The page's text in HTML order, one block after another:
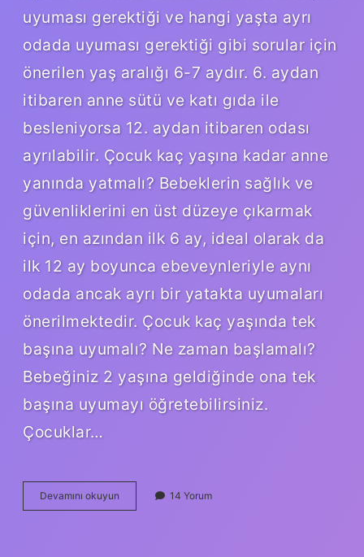
uyuması gerektiği ve hangi yaşta ayrı
odada uyuması gerektiği gibi sorular için
önerilen yaş aralığı 6-7 aydır. 6. aydan
itibaren anne sütü ve katı gıda ile
besleniyorsa 12. aydan itibaren odası
ayrılabilir. Çocuk kaç yaşına kadar anne
yanında yatmalı? Bebeklerin sağlık ve
güvenliklerini en üst düzeye çıkarmak
için, en azından ilk 6 ay, ideal olarak da
ilk 12 ay boyunca ebeveynleriyle aynı
odada ancak ayrı bir yatakta uyumaları
önerilmektedir. Çocuk kaç yaşında tek
başına uyumalı? Ne zaman başlamalı?
Bebeğiniz 2 yaşına geldiğinde ona tek
başına uyumayı öğretebilirsiniz.
Çocuklar…
Devamını okuyun Çocuklar
Kaç
14 Yorum